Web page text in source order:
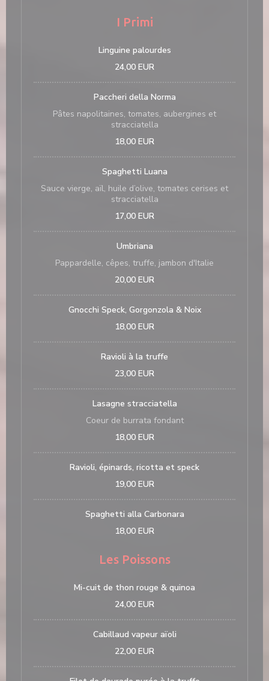
I Primi
Linguine palourdes
24,00 EUR
Paccheri della Norma
Pâtes napolitaines, tomates, aubergines et
stracciatella
18,00 EUR
Spaghetti Luana
Sauce vierge, aïl, huile d’olive, tomates cerises et
stracciatella
17,00 EUR
Umbriana
Pappardelle, cêpes, truffe, jambon d'Italie
20,00 EUR
Gnocchi Speck, Gorgonzola & Noix
18,00 EUR
Ravioli à la truffe
23,00 EUR
Lasagne stracciatella
Coeur de burrata fondant
18,00 EUR
Ravioli, épinards, ricotta et speck
19,00 EUR
Spaghetti alla Carbonara
18,00 EUR
Les Poissons
Mi-cuit de thon rouge & quinoa
24,00 EUR
Cabillaud vapeur aïoli
22,00 EUR